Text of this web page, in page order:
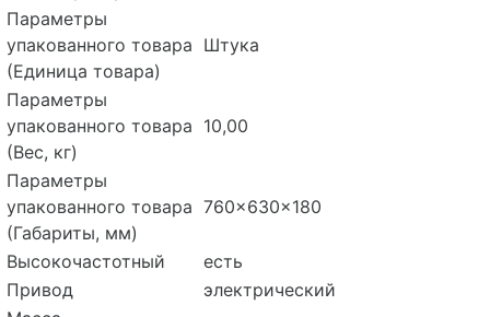
Параметры
упакованного товара
(Единица товара)
Штука
Параметры
упакованного товара
(Вес, кг)
10,00
Параметры
упакованного товара
(Габариты, мм)
760x630x180
Высокочастотный
есть
Привод
электрический